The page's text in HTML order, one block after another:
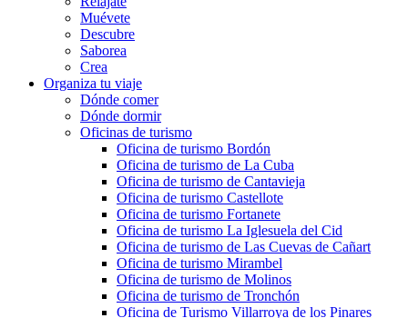
Muévete
Descubre
Saborea
Crea
Organiza tu viaje
Dónde comer
Dónde dormir
Oficinas de turismo
Oficina de turismo Bordón
Oficina de turismo de La Cuba
Oficina de turismo de Cantavieja
Oficina de turismo Castellote
Oficina de turismo Fortanete
Oficina de turismo La Iglesuela del Cid
Oficina de turismo de Las Cuevas de Cañart
Oficina de turismo Mirambel
Oficina de turismo de Molinos
Oficina de turismo de Tronchón
Oficina de Turismo Villarroya de los Pinares